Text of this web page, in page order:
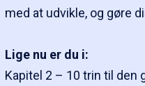
med at udvikle, og gøre
Lige nu er du i:
Kapitel 2 – 10 trin til den